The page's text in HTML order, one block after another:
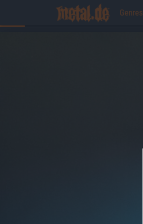
Genres